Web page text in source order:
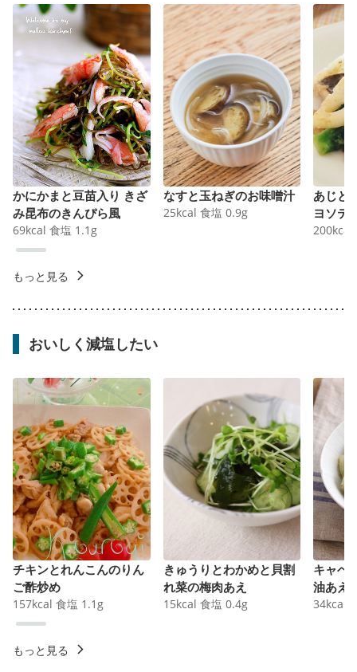
かにかまと豆苗入り きざ
み昆布のきんぴら風
69kcal 食塩 1.1 g
なすと玉ねぎのお味噌汁
25kcal 食塩 0.9g
あじと
ヨソテ
200kcal
もっと見る
おいしく減塩したい
チキンとれんこんのりん
ご酢炒め
157kcal 食塩 1.1 g
きゅうりとわかめと貝割
れ菜の梅肉あえ
15kcal 食塩 0.4g
キャベ
油あえ
34kcal
もっと見る